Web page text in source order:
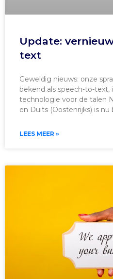
Update:
text
Geweldig nieuws: onze
bekend als speech-to-text,
technologie voor de talen
en Duits (Oostenrijks) is nu
LEES MEER »